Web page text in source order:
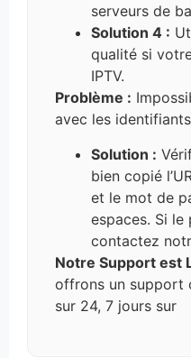
serveurs de
Solution 4 :
qualité si
IPTV.
Problème :
avec les
Solution :
bien copié
et le mot de
espaces. Si le
contactez
Notre Support est
offrons un support
sur 24, 7 jours sur